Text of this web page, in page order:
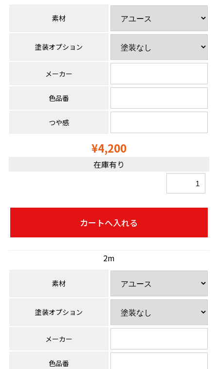
素材
塗装オプション
メーカー
色品番
つや感
¥4,200
在庫有り
2m
素材
塗装オプション
メーカー
色品番